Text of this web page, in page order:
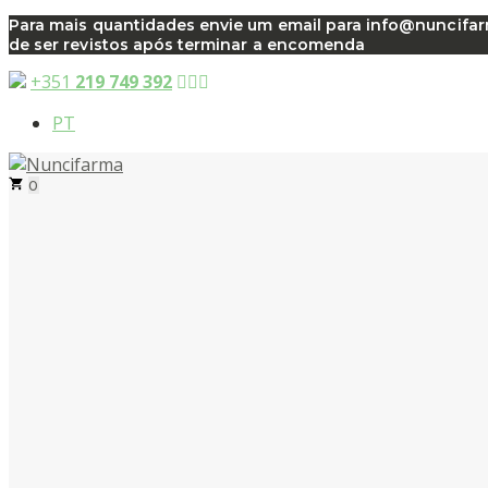
Saltar
para
o
conteúdo
Para mais quantidades envie um email para
de ser revistos após terminar a encomenda
+351 219 749 392
PT
0